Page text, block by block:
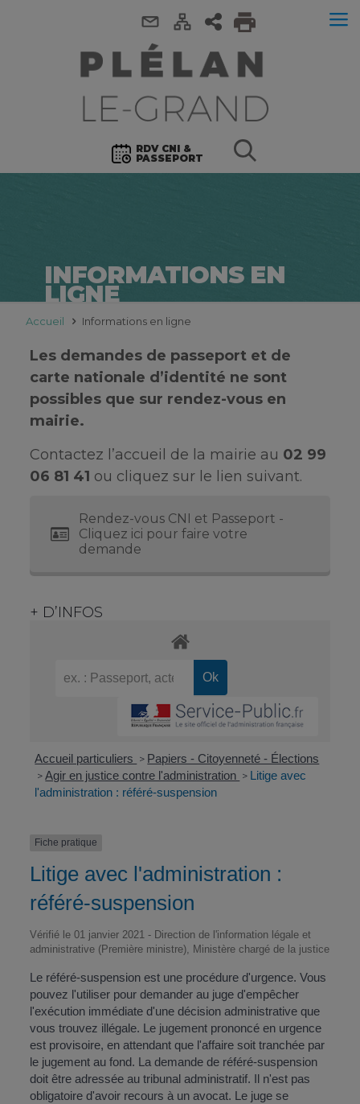
RDV CNI &
PASSEPORT
INFORMATIONS EN
LIGNE
Accueil Informations en ligne
Les demandes de passeport et de
carte nationale d’identité ne sont
possibles que sur rendez-vous en
mairie.
Contactez l’accueil de la mairie au 02 99
06 81 41 ou cliquez sur le lien suivant.
Rendez-vous CNI et Passeport -
Cliquez ici pour faire votre
demande
+ D’INFOS
Accueil particuliers > Papiers - Citoyenneté - Élections
> Agir en justice contre l'administration > Litige avec
l'administration : référé-suspension
Fiche pratique
Litige avec l'administration :
référé-suspension
Vérifié le 01 janvier 2021 - Direction de l'information légale et
administrative (Première ministre), Ministère chargé de la justice
Le référé-suspension est une procédure d'urgence. Vous
pouvez l'utiliser pour demander au juge d'empêcher
l'exécution immédiate d'une décision administrative que
vous trouvez illégale. Le jugement prononcé en urgence
est provisoire, en attendant que l'affaire soit tranchée par
le jugement au fond. La demande de référé-suspension
doit être adressée au tribunal administratif. Il n'est pas
obligatoire d'avoir recours à un avocat. Le juge se